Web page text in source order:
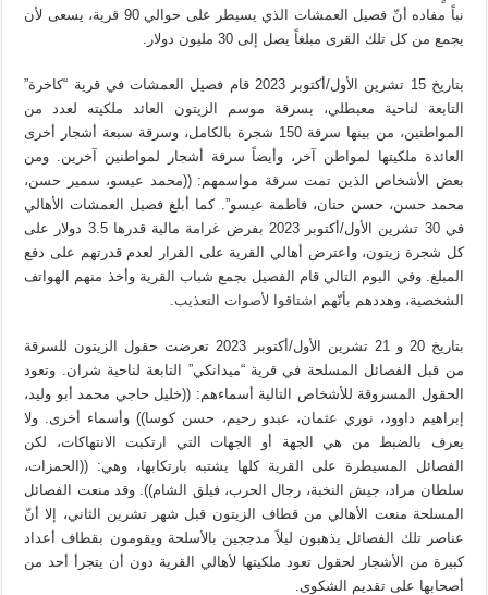
نباً مفاده أنّ فصيل العمشات الذي يسيطر على حوالي 90 قرية، يسعى لأن
يجمع من كل تلك القرى مبلغاً يصل إلى 30 مليون دولار.
بتاريخ 15 تشرين الأول/أكتوبر 2023 قام فصيل العمشات في قرية “كاخرة”
التابعة لناحية معبطلي، بسرقة موسم الزيتون العائد ملكيته لعدد من
المواطنين، من بينها سرقة 150 شجرة بالكامل، وسرقة سبعة أشجار أخرى
العائدة ملكيتها لمواطن آخر، وأيضاً سرقة أشجار لمواطنين آخرين. ومن
بعض الأشخاص الذين تمت سرقة مواسمهم: ((محمد عيسو، سمير حسن،
محمد حسن، حسن حنان، فاطمة عيسو”. كما أبلغ فصيل العمشات الأهالي
في 30 تشرين الأول/أكتوبر 2023 بفرض غرامة مالية قدرها 3.5 دولار على
كل شجرة زيتون، واعترض أهالي القرية على القرار لعدم قدرتهم على دفع
المبلغ. وفي اليوم التالي قام الفصيل بجمع شباب القرية وأخذ منهم الهواتف
الشخصية، وهددهم بأنّهم
اشتاقوا لأصوات التعذيب
بتاريخ 20 و 21 تشرين الأول/أكتوبر 2023 تعرضت حقول الزيتون للسرقة
من قبل الفصائل المسلحة في قرية “ميدانكي” التابعة لناحية شران. وتعود
الحقول المسروقة للأشخاص التالية أسماءهم: ((خليل حاجي محمد أبو وليد،
إبراهيم داوود، نوري عثمان، عبدو رحيم، حسن كوسا)) وأسماء أخرى. ولا
يعرف بالضبط من هي الجهة أو الجهات التي ارتكبت الانتهاكات، لكن
الفصائل المسيطرة على القرية كلها يشتبه بارتكابها، وهي: ((الحمزات،
سلطان مراد، جيش النخبة، رجال الحرب، فيلق الشام)). وقد منعت الفصائل
المسلحة منعت الأهالي من قطاف الزيتون قبل شهر تشرين الثاني، إلا أنّ
عناصر تلك الفصائل يذهبون ليلاً مدججين بالأسلحة ويقومون بقطاف أعداد
كبيرة من الأشجار لحقول تعود ملكيتها لأهالي القرية دون أن يتجرأ أحد من
أصحابها على تقديم الشكوى.